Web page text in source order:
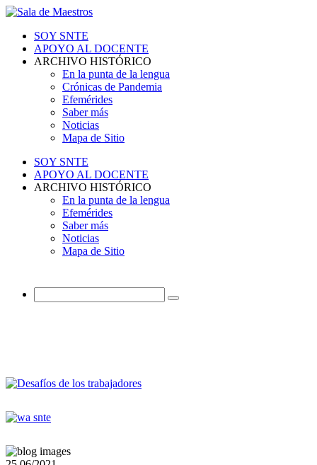
SOY SNTE
APOYO AL DOCENTE
ARCHIVO HISTÓRICO
En la punta de la lengua
Crónicas de Pandemia
Efemérides
Saber más
Noticias
Mapa de Sitio
SOY SNTE
APOYO AL DOCENTE
ARCHIVO HISTÓRICO
En la punta de la lengua
Efemérides
Saber más
Noticias
Mapa de Sitio